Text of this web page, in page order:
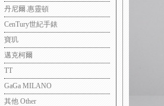
丹尼爾.惠靈頓
CenTury世紀手錶
寶玑
邁克柯爾
TT
GaGa MILANO
其他 Other